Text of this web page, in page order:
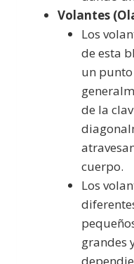
Volantes
Los
de esta
un
de la
cuerpo.
Los
grandes